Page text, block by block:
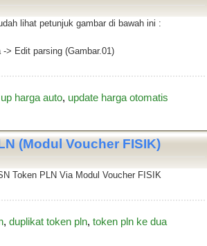
lihat petunjuk gambar di bawah ini :
> Edit parsing (Gambar.01)
up harga auto, update harga otomatis
(Modul Voucher FISIK)
Token PLN Via Modul Voucher FISIK
, duplikat token pln, token pln ke dua